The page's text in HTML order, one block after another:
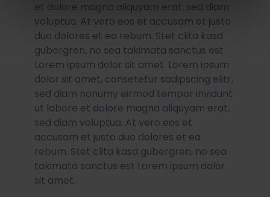
et dolore magna aliquyam erat, sed diam
voluptua. At vero eos et accusam et justo
duo dolores et ea rebum. Stet clita kasd
gubergren, no sea takimata sanctus est
Lorem ipsum dolor sit amet. Lorem ipsum
dolor sit amet, consetetur sadipscing elitr,
sed diam nonumy eirmod tempor invidunt
ut labore et dolore magna aliquyam erat,
sed diam voluptua. At vero eos et
accusam et justo duo dolores et ea
rebum. Stet clita kasd gubergren, no sea
takimata sanctus est Lorem ipsum dolor
sit amet.